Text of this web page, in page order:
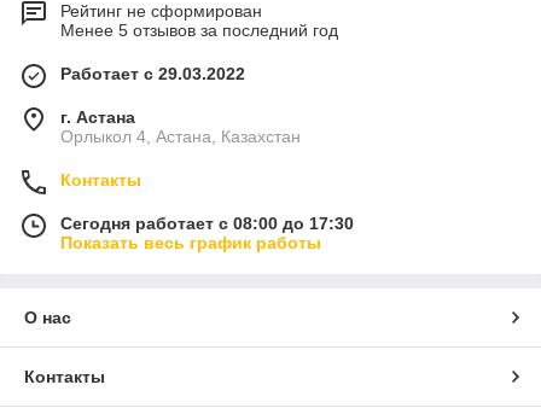
Рейтинг не сформирован
Менее 5 отзывов за последний год
Работает с 29.03.2022
г. Астана
Орлыкол 4, Астана, Казахстан
Контакты
Сегодня работает с 08:00 до 17:30
Показать весь график работы
О нас
Контакты